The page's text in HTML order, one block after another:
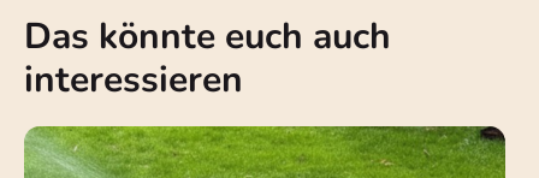
Das könnte euch auch
interessieren